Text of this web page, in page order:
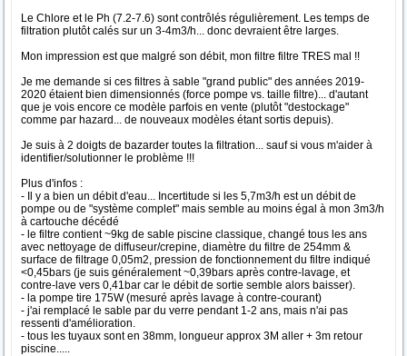
Le Chlore et le Ph (7.2-7.6) sont contrôlés régulièrement. Les temps de
filtration plutôt calés sur un 3-4m3/h... donc devraient être larges.
Mon impression est que malgré son débit, mon filtre filtre TRES mal !!
Je me demande si ces filtres à sable "grand public" des années 2019-
2020 étaient bien dimensionnés (force pompe vs. taille filtre)... d'autant
que je vois encore ce modèle parfois en vente (plutôt "destockage"
comme par hazard... de nouveaux modèles étant sortis depuis).
Je suis à 2 doigts de bazarder toutes la filtration... sauf si vous m'aider à
identifier/solutionner le problème !!!
Plus d'infos :
- Il y a bien un débit d'eau... Incertitude si les 5,7m3/h est un débit de
pompe ou de "système complet" mais semble au moins égal à mon 3m3/h
à cartouche décédé
- le filtre contient ~9kg de sable piscine classique, changé tous les ans
avec nettoyage de diffuseur/crepine, diamètre du filtre de 254mm &
surface de filtrage 0,05m2, pression de fonctionnement du filtre indiqué
<0,45bars (je suis généralement ~0,39bars après contre-lavage, et
contre-lave vers 0,41bar car le débit de sortie semble alors baisser).
- la pompe tire 175W (mesuré après lavage à contre-courant)
- j'ai remplacé le sable par du verre pendant 1-2 ans, mais n'ai pas
ressenti d'amélioration.
- tous les tuyaux sont en 38mm, longueur approx 3M aller + 3m retour
piscine.....